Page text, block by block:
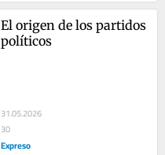
El origen de los partidos
políticos
31.05.2026
30
Expreso